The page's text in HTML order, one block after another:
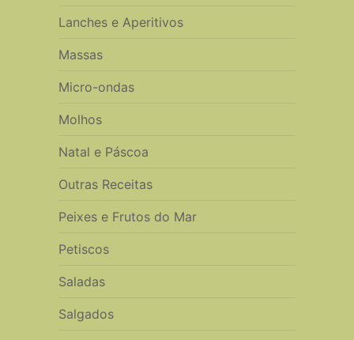
Lanches e Aperitivos
Massas
Micro-ondas
Molhos
Natal e Páscoa
Outras Receitas
Peixes e Frutos do Mar
Petiscos
Saladas
Salgados